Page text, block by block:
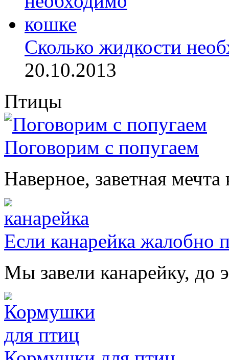
Сколько жидкости
20.10.2013
Птицы
Поговорим с попугаем
Наверное, заветная
Если канарейка жалобно
Мы завели канарейку, до